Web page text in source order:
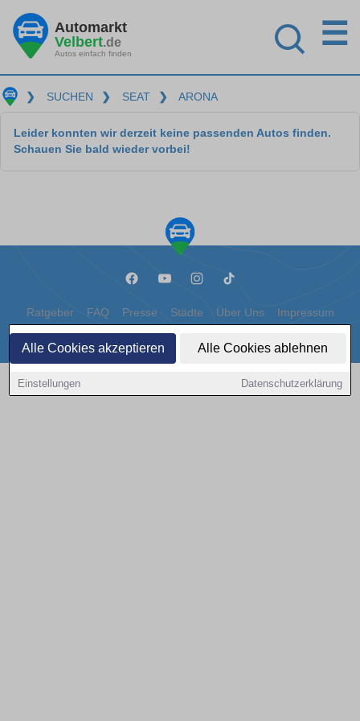
Alle Cookies akzeptieren Alle Cookies ablehnen
Einstellungen Datenschutzerklärung
Automarkt
Velbert.de
Autos einfach finden
☰
❯ SUCHEN ❯ SEAT ❯ ARONA
Leider konnten wir derzeit keine passenden Autos finden.
Schauen Sie bald wieder vorbei!
Ratgeber FAQ Presse Städte Über Uns Impressum
Datenschutz Cookies
Copyright © 2000 - 2026 | 1A Infosysteme GmbH | Content by: 1a-sites-autos